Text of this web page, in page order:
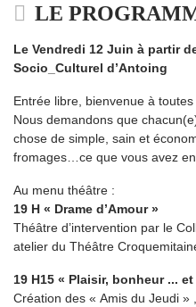
LE
Le Vendredi 12 Juin à partir
Socio_Culturel d’Antoing
Entrée libre, bienvenue à
Nous demandons que
chose de simple, sain et
fromages…ce que vous avez
Au menu théâtre :
19 H « Drame d’Amour »
Théâtre d’intervention par le
atelier du Théâtre
19 H15 « Plaisir, bonheur ...
Création des « Amis du Jeudi »